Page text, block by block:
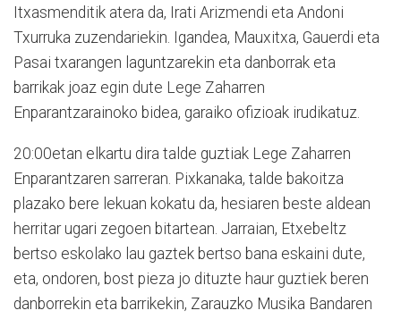
Itxasmenditik atera da, Irati Arizmendi eta Andoni
Txurruka zuzendariekin. Igandea, Mauxitxa, Gauerdi eta
Pasai txarangen laguntzarekin eta danborrak eta
barrikak joaz egin dute Lege Zaharren
Enparantzarainoko bidea, garaiko ofizioak irudikatuz.
20:00etan elkartu dira talde guztiak Lege Zaharren
Enparantzaren sarreran. Pixkanaka, talde bakoitza
plazako bere lekuan kokatu da, hesiaren beste aldean
herritar ugari zegoen bitartean. Jarraian, Etxebeltz
bertso eskolako lau gaztek bertso bana eskaini dute,
eta, ondoren, bost pieza jo dituzte haur guztiek beren
danborrekin eta barrikekin, Zarauzko Musika Bandaren